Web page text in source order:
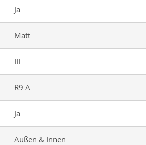
Ja
Matt
III
R9 A
Ja
Außen & Innen